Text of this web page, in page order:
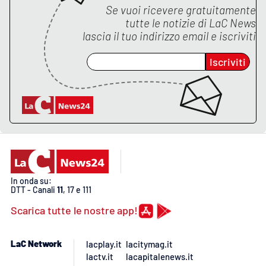
Android
Se vuoi ricevere gratuitamente
tutte le notizie di LaC News
lascia il tuo indirizzo email e iscriviti
Iscriviti
In onda su:
DTT - Canali 11, 17 e 111
Scarica tutte le nostre app!
LaC Network
lacplay.it
lactv.it
lacitymag.it
lacapitalenews.it